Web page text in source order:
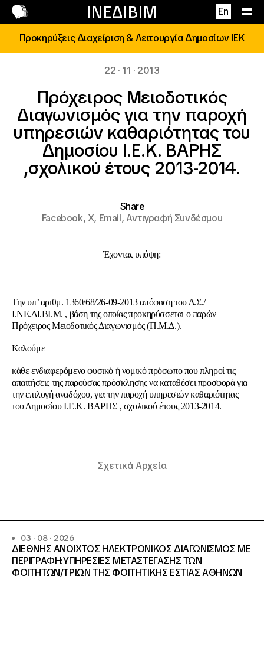
ΙΝΕΔΙΒΙΜ En
Επικοινωνία
Προκηρύξεις Διαχείριση & Λειτουργία Δημοσίων ΙΕΚ
22 · 11 · 2013
Πρόχειρος Μειοδοτικός
Διαγωνισμός για την παροχή
υπηρεσιών καθαριότητας του
Δημοσίου Ι.Ε.Κ. ΒΑΡΗΣ
,σχολικού έτους 2013-2014.
Share
Facebook,X, Email,Αντιγραφή Συνδέσμου
Έχοντας υπόψη:
Την υπ’ αριθμ. 1360/68/26-09-2013 απόφαση του Δ.Σ./
Ι.ΝΕ.ΔΙ.ΒΙ.Μ. , βάση της οποίας προκηρύσσεται ο παρών
Πρόχειρος Μειοδοτικός Διαγωνισμός (Π.Μ.Δ.).
Καλούμε
κάθε ενδιαφερόμενο φυσικό ή νομικό πρόσωπο που πληροί τις
απαιτήσεις της παρούσας πρόσκλησης να καταθέσει προσφορά για
την επιλογή αναδόχου, για την παροχή υπηρεσιών καθαριότητας
του Δημοσίου Ι.Ε.Κ. ΒΑΡΗΣ , σχολικού έτους 2013-2014.
Σχετικά Αρχεία
03 · 08 · 2026
ΔΙΕΘΝΗΣ ΑΝΟΙΧΤΟΣ ΗΛΕΚΤΡΟΝΙΚΟΣ ΔΙΑΓΩΝΙΣΜΟΣ ΜΕ
ΠΕΡΙΓΡΑΦΗ:ΥΠΗΡΕΣΙΕΣ METAΣΤΕΓΑΣΗΣ ΤΩΝ
ΦΟΙΤΗΤΩΝ/ΤΡΙΩΝ ΤΗΣ ΦΟΙΤΗΤΙΚΗΣ ΕΣΤΙΑΣ ΑΘΗΝΩΝ